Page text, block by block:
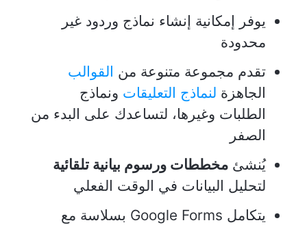
يوفر إمكانية إنشاء نماذج وردود غير
محدودة
تقدم مجموعة متنوعة من القوالب
الجاهزة لنماذج التعليقات ونماذج
الطلبات وغيرها، لتساعدك على البدء من
الصفر
يُنشئ مخططات ورسوم بيانية تلقائية
لتحليل البيانات في الوقت الفعلي
يتكامل Google Forms بسلاسة مع